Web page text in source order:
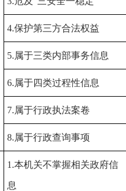
4.保护第三方合法权益
5.属于三类内部事务信息
6.属于四类过程性信息
7.属于行政执法案卷
8.属于行政查询事项
1.本机关不掌握相关政府信
息